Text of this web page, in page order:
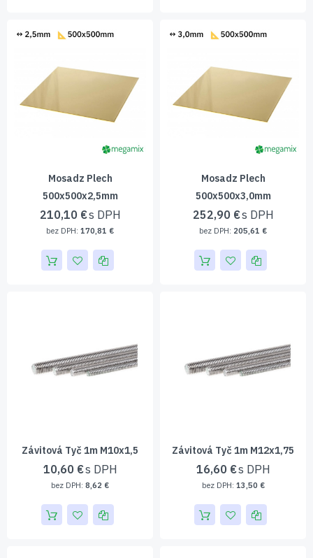
Mosadz Plech
500x500x2,5mm
210,10 €
170,81 €
Mosadz Plech
500x500x3,0mm
252,90 €
205,61 €
Závitová Tyč 1m M10x1,5
10,60 €
8,62 €
Závitová Tyč 1m M12x1,75
16,60 €
13,50 €